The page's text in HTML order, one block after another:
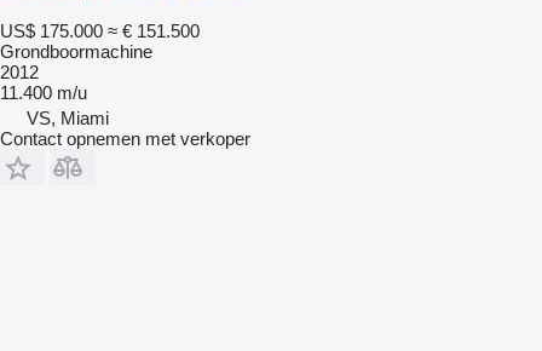
US$ 175.000 ≈ € 151.500
Grondboormachine
2012
11.400 m/u
VS, Miami
Contact opnemen met verkoper